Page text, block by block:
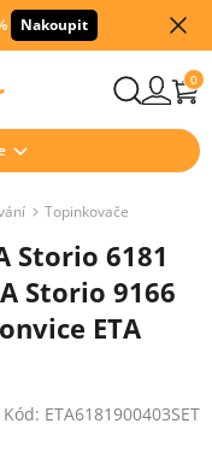
Nakoupit
0
Topinkovače
Storio 6181
Storio 9166
ETA
Kód: ETA6181900403SET